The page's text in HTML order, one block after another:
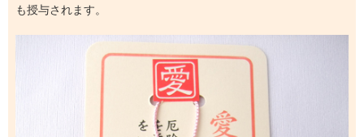
も授与されます。